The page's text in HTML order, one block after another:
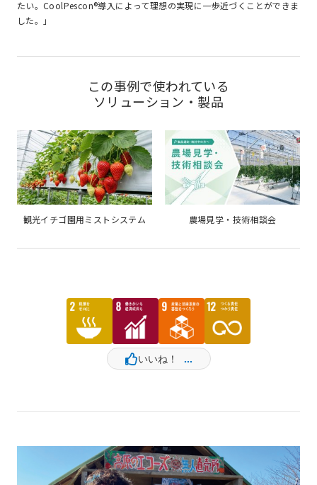
たい。CoolPescon®導入によって理想の実現に一歩近づくことができま
した。」
この事例で使われている
ソリューション・製品
観光イチゴ園用ミストシステム 農場見学・技術相談会